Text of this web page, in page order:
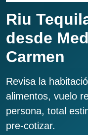
Riu
desde
Carmen
Revisa la
alimentos, vuelo
persona, total
pre-cotizar.